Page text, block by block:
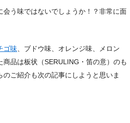
う味ではないでしょうか！？非常に面
ゴ味 、ブドウ味、オレンジ味、メロン
商品は板状（SERULING・笛の意）のも
ご紹介も次の記事にしようと思いま